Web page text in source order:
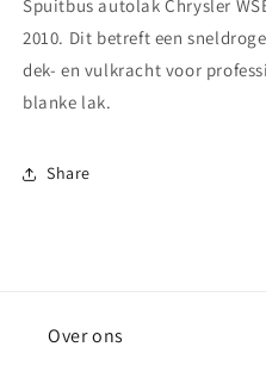
Spuitbus autolak Chrysler
2010. Dit betreft een
dek- en vulkracht voor
blanke lak.
Share
Over ons